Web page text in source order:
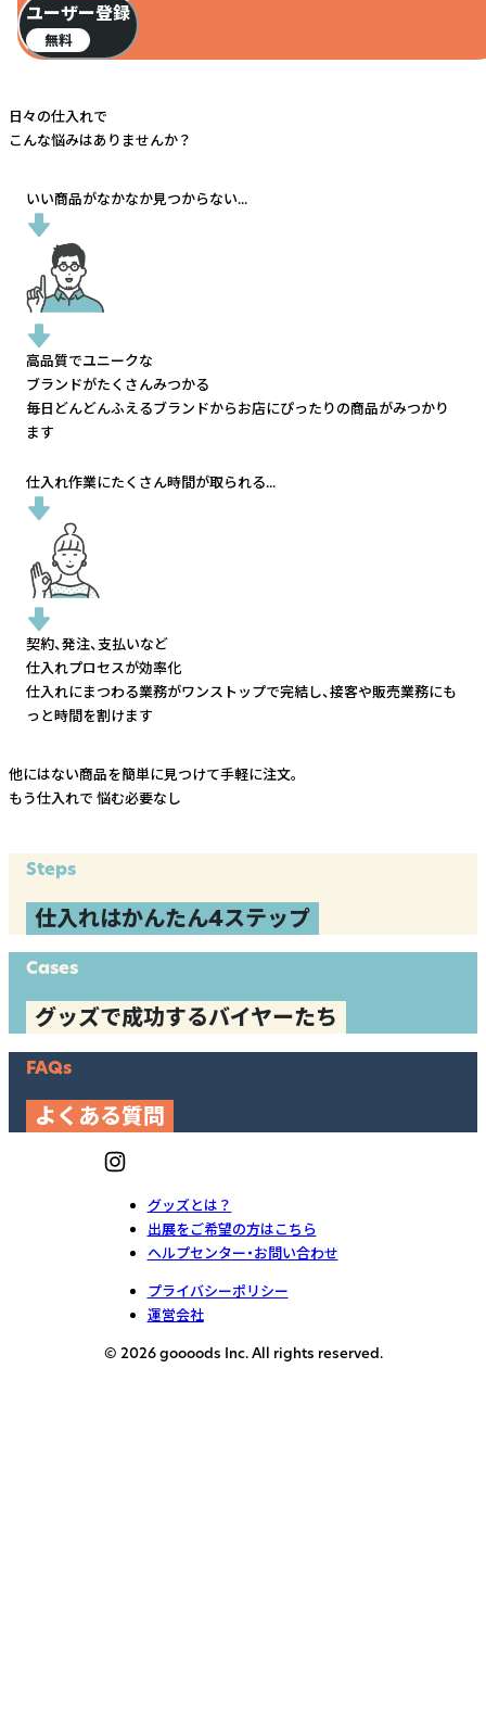
ユーザー登録
無料
日々の仕入れで
こんな悩みはありませんか？
いい商品がなかなか見つからない...
高品質でユニークな
ブランドがたくさんみつかる
毎日どんどんふえるブランドからお店にぴったりの商品がみつかり
ます
仕入れ作業にたくさん時間が取られる...
契約、発注、支払いなど
仕入れプロセスが効率化
仕入れにまつわる業務がワンストップで完結し、接客や販売業務にも
っと時間を割けます
他にはない商品を簡単に見つけて手軽に注文。
もう仕入れで 悩む必要なし
Steps
仕入れはかんたん4ステップ
Cases
グッズで成功するバイヤーたち
FAQs
よくある質問
グッズとは？
出展をご希望の方はこちら
ヘルプセンター・お問い合わせ
プライバシーポリシー
運営会社
© 2026 goooods Inc. All rights reserved.